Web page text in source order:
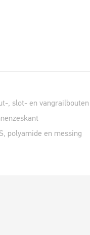
, slot- en vangrailbouten
polyamide en messing